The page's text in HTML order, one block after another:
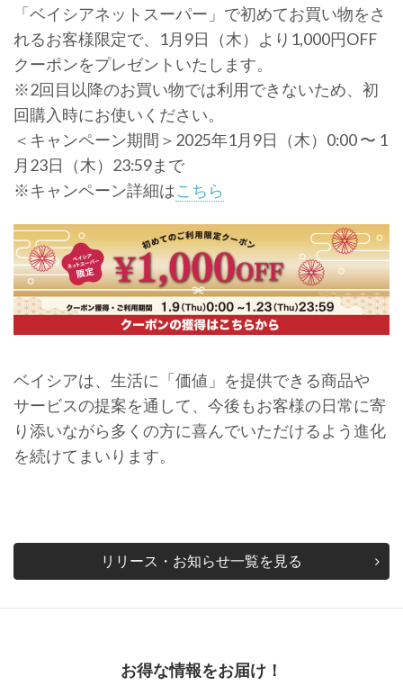
「ベイシアネットスーパー」で初めてお買い物をさ
れるお客様限定で、1月9日（木）より1,000円OFF
クーポンをプレゼントいたします。
※2回目以降のお買い物では利用できないため、初
回購入時にお使いください。
＜キャンペーン期間＞2025年1月9日（木）0:00 〜 1
月23日（木）23:59まで
※キャンペーン詳細はこちら
ベイシアは、生活に「価値」を提供できる商品や
サービスの提案を通して、今後もお客様の日常に寄
り添いながら多くの方に喜んでいただけるよう進化
を続けてまいります。
リリース・お知らせ一覧を見る
お得な情報をお届け！